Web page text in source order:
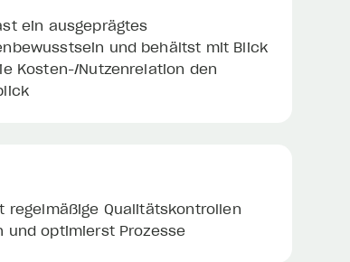
ein ausgeprägtes
und behältst mit Blick
Kosten-/Nutzenrelation den
regelmäßige Qualitätskontrollen
und optimierst Prozesse